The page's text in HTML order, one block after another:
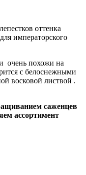
оттенка
императорского
очень похожи на
с белоснежными
восковой листвой .
саженцев
ассортимент